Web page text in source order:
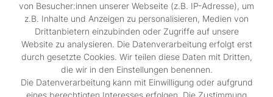
Shop
Kontakt
Rechtliches
Widerrufs­recht
von Besucher:innen unserer Webseite (z.B. IP-Adresse), um
z.B. Inhalte und Anzeigen zu personalisieren, Medien von
Drittanbietern einzubinden oder Zugriffe auf unsere
Website zu analysieren. Die Datenverarbeitung erfolgt erst
durch gesetzte Cookies. Wir teilen diese Daten mit Dritten,
die wir in den Einstellungen benennen.
Die Datenverarbeitung kann mit Einwilligung oder aufgrund
eines berechtigten Interesses erfolgen. Die Zustimmung